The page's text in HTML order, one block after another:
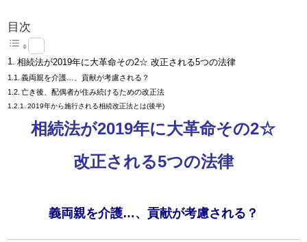
目次
相続法が2019年に大革命その2☆ 改正される5つの法律
義両親を介護…、貢献が考慮される？
亡き後、配偶者が住み続けるための改正法
2019年から施行される相続改正法とは(後半)
相続法が2019年に大革命その2☆
改正される5つの法律
義両親を介護…、貢献が考慮される？